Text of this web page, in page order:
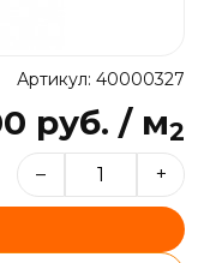
Артикул: 40000327
руб. / м2
– +